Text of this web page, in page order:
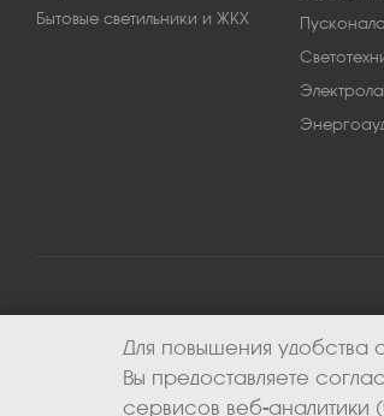
Бытовые светильники и ЖКХ
2026 © ООО «Апекс-энерго». Все права
Для повышения удобства
Вы предоставляете
сервисов веб-аналитики